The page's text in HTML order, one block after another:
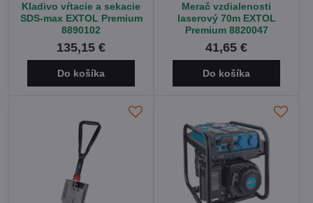
Kladivo vŕtacie a sekacie
SDS-max EXTOL Premium
8890102
135,15 €
Do košíka
Merač vzdialenosti
laserový 70m EXTOL
Premium 8820047
41,65 €
Do košíka